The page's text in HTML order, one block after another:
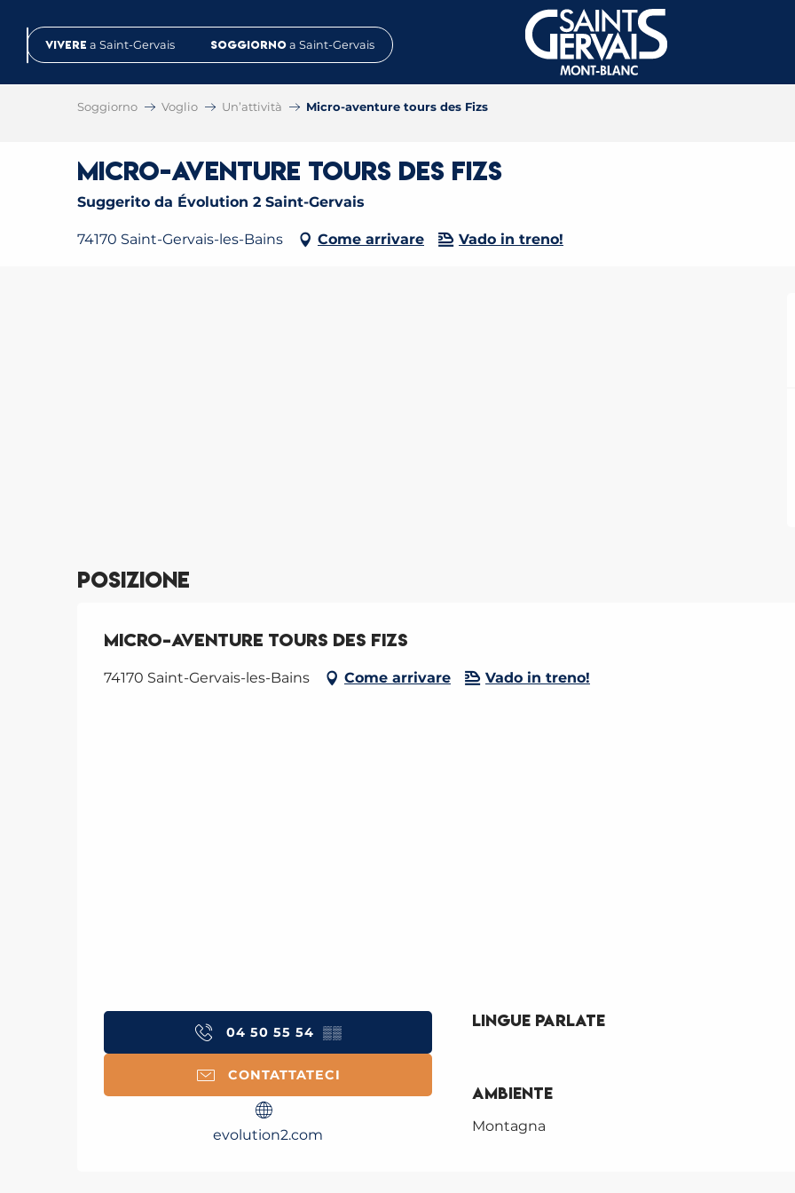
contenuVivere a Saint-Gervais Soggiorno a Saint-Gervais
Soggiorno Voglio Un’attività Micro-aventure tours des Fizs
Micro-aventure tours des Fizs
Suggerito da Évolution 2 Saint-Gervais
74170 Saint-Gervais-les-Bains Come arrivare Vado in treno!
Posizione
Micro-aventure tours des Fizs
74170 Saint-Gervais-les-Bains Come arrivare Vado in treno!
04 50 55 54 ▒▒
CONTATTATECI
evolution2.com
Lingue parlate
Lingue parlate
Ambiente
Ambiente
Montagna